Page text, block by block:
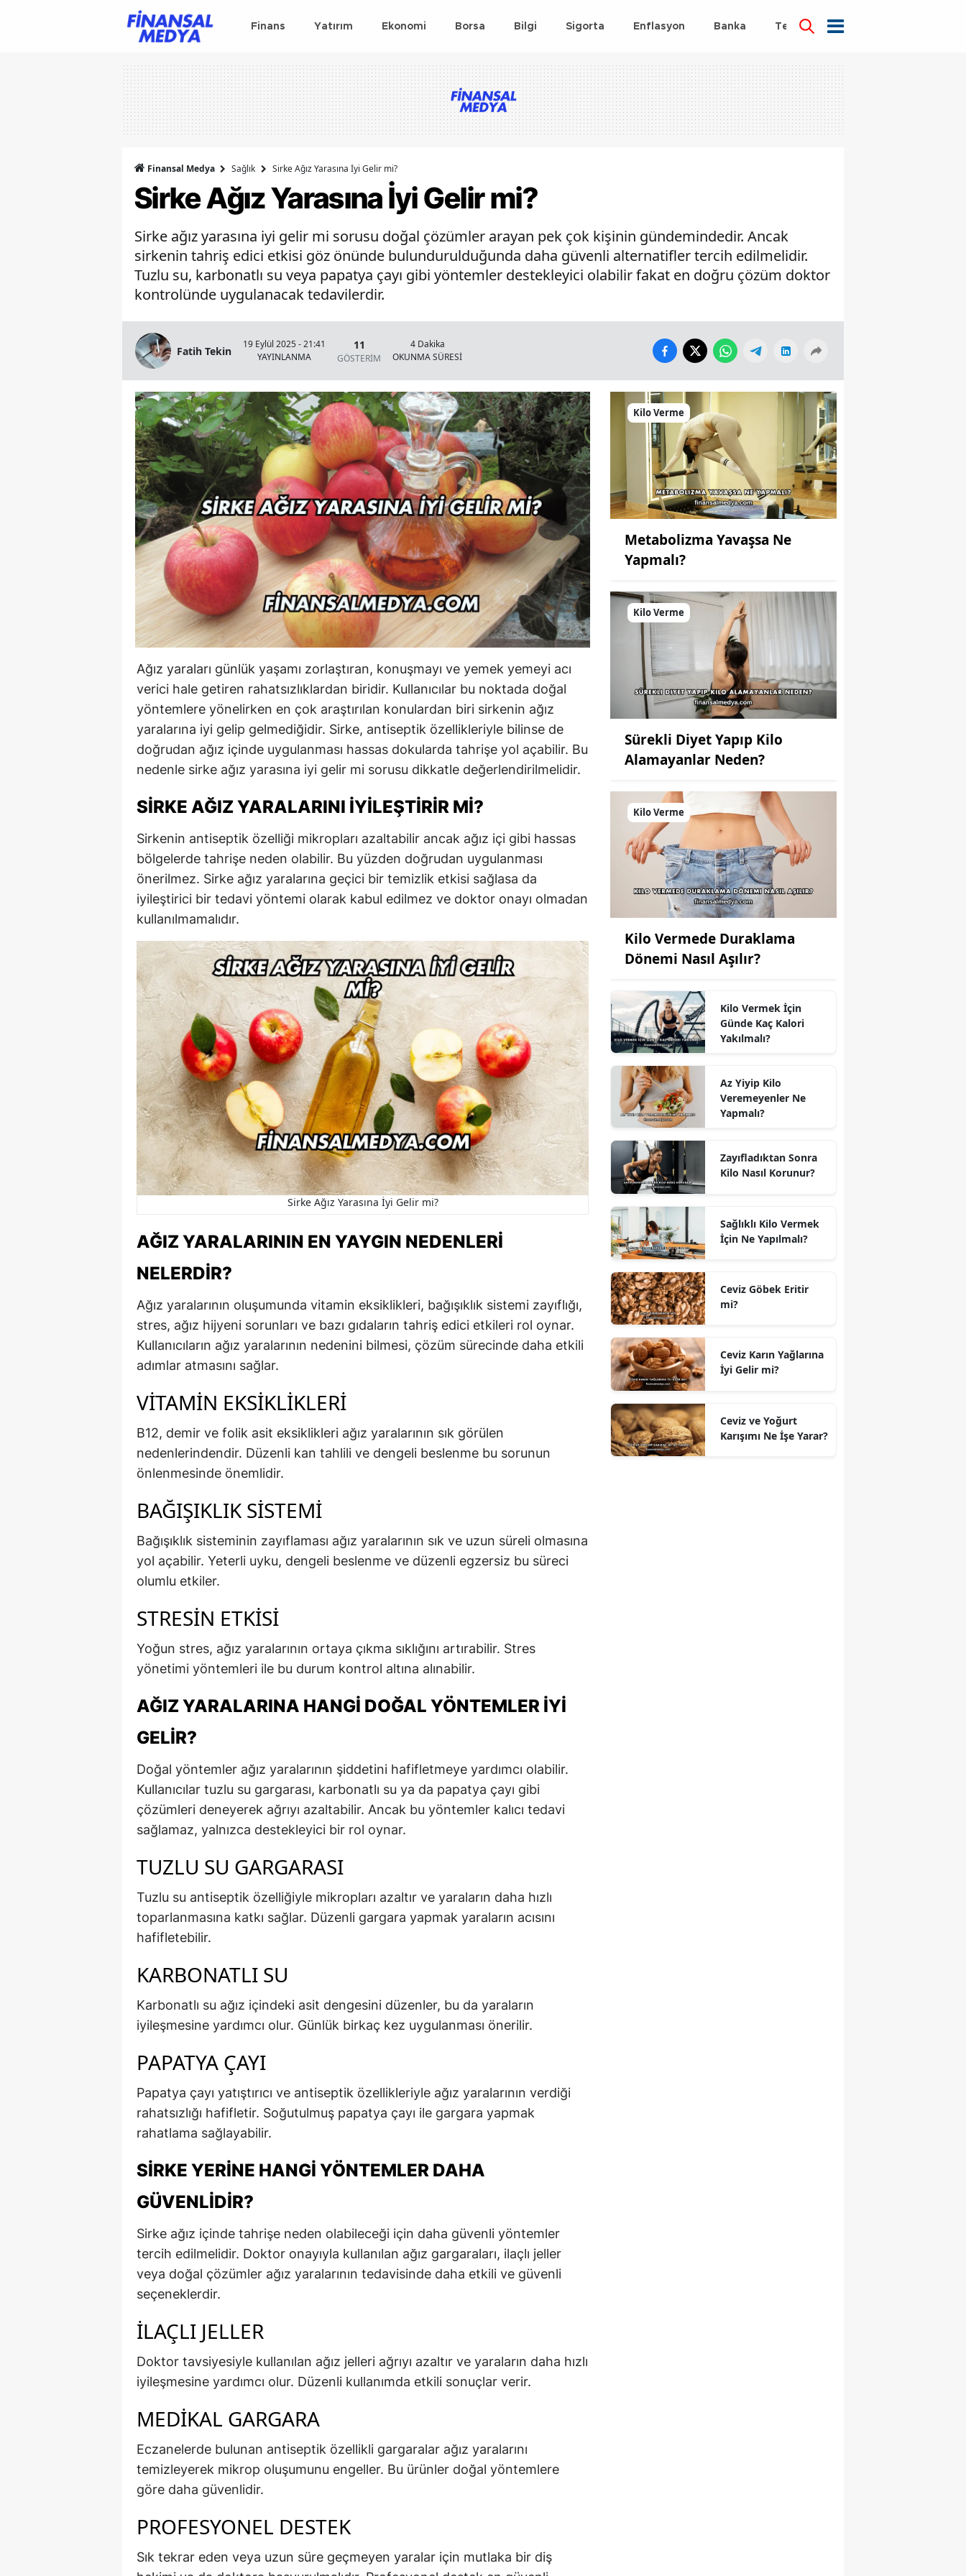
Finans Yatırım Ekonomi Borsa Bilgi Sigorta Enflasyon Banka Teknoloji
Finansal Medya Sağlık Sirke Ağız Yarasına İyi Gelir mi?
Sirke Ağız Yarasına İyi Gelir mi?
Sirke ağız yarasına iyi gelir mi sorusu doğal çözümler arayan pek çok kişinin gündemindedir. Ancak
sirkenin tahriş edici etkisi göz önünde bulundurulduğunda daha güvenli alternatifler tercih edilmelidir.
Tuzlu su, karbonatlı su veya papatya çayı gibi yöntemler destekleyici olabilir fakat en doğru çözüm doktor
kontrolünde uygulanacak tedavilerdir.
Fatih Tekin
19 Eylül 2025 - 21:41
YAYINLANMA
11
GÖSTERİM
4 Dakika
OKUNMA SÜRESİ
Ağız yaraları günlük yaşamı zorlaştıran, konuşmayı ve yemek yemeyi acı
verici hale getiren rahatsızlıklardan biridir. Kullanıcılar bu noktada doğal
yöntemlere yönelirken en çok araştırılan konulardan biri sirkenin ağız
yaralarına iyi gelip gelmediğidir. Sirke, antiseptik özellikleriyle bilinse de
doğrudan ağız içinde uygulanması hassas dokularda tahrişe yol açabilir. Bu
nedenle sirke ağız yarasına iyi gelir mi sorusu dikkatle değerlendirilmelidir.
SIRKE AĞIZ YARALARINI İYILEŞTIRIR MI?
Sirkenin antiseptik özelliği mikropları azaltabilir ancak ağız içi gibi hassas
bölgelerde tahrişe neden olabilir. Bu yüzden doğrudan uygulanması
önerilmez. Sirke ağız yaralarına geçici bir temizlik etkisi sağlasa da
iyileştirici bir tedavi yöntemi olarak kabul edilmez ve doktor onayı olmadan
kullanılmamalıdır.
Sirke Ağız Yarasına İyi Gelir mi?
AĞIZ YARALARININ EN YAYGIN NEDENLERI
NELERDIR?
Ağız yaralarının oluşumunda vitamin eksiklikleri, bağışıklık sistemi zayıflığı,
stres, ağız hijyeni sorunları ve bazı gıdaların tahriş edici etkileri rol oynar.
Kullanıcıların ağız yaralarının nedenini bilmesi, çözüm sürecinde daha etkili
adımlar atmasını sağlar.
VITAMIN EKSIKLIKLERI
B12, demir ve folik asit eksiklikleri ağız yaralarının sık görülen
nedenlerindendir. Düzenli kan tahlili ve dengeli beslenme bu sorunun
önlenmesinde önemlidir.
BAĞIŞIKLIK SISTEMI
Bağışıklık sisteminin zayıflaması ağız yaralarının sık ve uzun süreli olmasına
yol açabilir. Yeterli uyku, dengeli beslenme ve düzenli egzersiz bu süreci
olumlu etkiler.
STRESIN ETKISI
Yoğun stres, ağız yaralarının ortaya çıkma sıklığını artırabilir. Stres
yönetimi yöntemleri ile bu durum kontrol altına alınabilir.
AĞIZ YARALARINA HANGI DOĞAL YÖNTEMLER İYI
GELIR?
Doğal yöntemler ağız yaralarının şiddetini hafifletmeye yardımcı olabilir.
Kullanıcılar tuzlu su gargarası, karbonatlı su ya da papatya çayı gibi
çözümleri deneyerek ağrıyı azaltabilir. Ancak bu yöntemler kalıcı tedavi
sağlamaz, yalnızca destekleyici bir rol oynar.
TUZLU SU GARGARASI
Tuzlu su antiseptik özelliğiyle mikropları azaltır ve yaraların daha hızlı
toparlanmasına katkı sağlar. Düzenli gargara yapmak yaraların acısını
hafifletebilir.
KARBONATLI SU
Karbonatlı su ağız içindeki asit dengesini düzenler, bu da yaraların
iyileşmesine yardımcı olur. Günlük birkaç kez uygulanması önerilir.
PAPATYA ÇAYI
Papatya çayı yatıştırıcı ve antiseptik özellikleriyle ağız yaralarının verdiği
rahatsızlığı hafifletir. Soğutulmuş papatya çayı ile gargara yapmak
rahatlama sağlayabilir.
SIRKE YERINE HANGI YÖNTEMLER DAHA
GÜVENLIDIR?
Sirke ağız içinde tahrişe neden olabileceği için daha güvenli yöntemler
tercih edilmelidir. Doktor onayıyla kullanılan ağız gargaraları, ilaçlı jeller
veya doğal çözümler ağız yaralarının tedavisinde daha etkili ve güvenli
seçeneklerdir.
İLAÇLI JELLER
Doktor tavsiyesiyle kullanılan ağız jelleri ağrıyı azaltır ve yaraların daha hızlı
iyileşmesine yardımcı olur. Düzenli kullanımda etkili sonuçlar verir.
MEDIKAL GARGARA
Eczanelerde bulunan antiseptik özellikli gargaralar ağız yaralarını
temizleyerek mikrop oluşumunu engeller. Bu ürünler doğal yöntemlere
göre daha güvenlidir.
PROFESYONEL DESTEK
Sık tekrar eden veya uzun süre geçmeyen yaralar için mutlaka bir diş
Kilo Verme
Metabolizma Yavaşsa Ne
Yapmalı?
Kilo Verme
Sürekli Diyet Yapıp Kilo
Alamayanlar Neden?
Kilo Verme
Kilo Vermede Duraklama
Dönemi Nasıl Aşılır?
Kilo Vermek İçin
Günde Kaç Kalori
Yakılmalı?
Az Yiyip Kilo
Veremeyenler Ne
Yapmalı?
Zayıfladıktan Sonra
Kilo Nasıl Korunur?
Sağlıklı Kilo Vermek
İçin Ne Yapılmalı?
Ceviz Göbek Eritir
mi?
Ceviz Karın Yağlarına
İyi Gelir mi?
Ceviz ve Yoğurt
Karışımı Ne İşe Yarar?